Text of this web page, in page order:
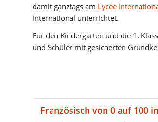
damit ganztags am Lycée
International unterrichtet.
Für den Kindergarten und die 1.
und Schüler mit gesicherten
Französisch von 0 auf 100